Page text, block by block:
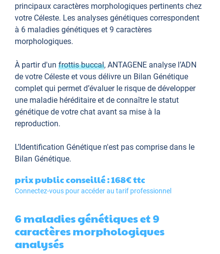
principaux caractères morphologiques pertinents chez
votre Céleste. Les analyses génétiques correspondent
à 6 maladies génétiques et 9 caractères
morphologiques.
À partir d'un frottis buccal, ANTAGENE analyse l’ADN
de votre Céleste et vous délivre un Bilan Génétique
complet qui permet d’évaluer le risque de développer
une maladie héréditaire et de connaître le statut
génétique de votre chat avant sa mise à la
reproduction.
L’Identification Génétique n'est pas comprise dans le
Bilan Génétique.
prix public conseillé : 168€ttc
Connectez-vous pour accéder au tarif professionnel
6 maladies génétiques et 9
caractères morphologiques
analysés